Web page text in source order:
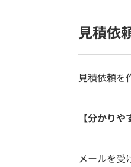
見積依
見積依頼を
【分かりや
メールを受